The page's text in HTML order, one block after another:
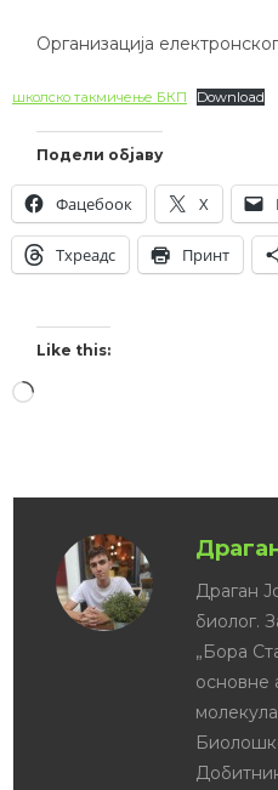
Организација
школско такмичење БКП Download
Подели објаву
Фацебоок X
Тхреадс Принт
Like this:
Драган
биолог.
„Бора
основне